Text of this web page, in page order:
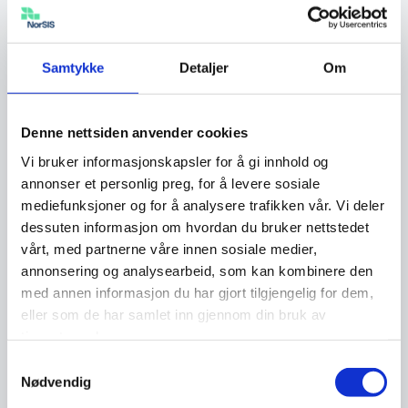
Samtykke Detaljer Om
Denne nettsiden anvender cookies
Vi bruker informasjonskapsler for å gi innhold og
annonser et personlig preg, for å levere sosiale
mediefunksjoner og for å analysere trafikken vår. Vi deler
dessuten informasjon om hvordan du bruker nettstedet
vårt, med partnerne våre innen sosiale medier,
annonsering og analysearbeid, som kan kombinere den
med annen informasjon du har gjort tilgjengelig for dem,
eller som de har samlet inn gjennom din bruk av
Nødvendig
kontoen til en nær venn eller annen familie.
Husk å endre e-postadressen de kan kontakte
deg på, i skjemaet.
sin Facebook-konto, kan du ta kontakt med
Facebooks datatilsynsansvarlige ved å bruke
dettekontaktskjemaet. Velg “Facebook
produkt og “Hvordan får jeg hjelp med et
personvernproblem ” som alternativ. Skjemaet
anbefales å fylles ut på engelsk, men det er
ikke et krav. Vi anbefaler å fylle ut skjemaet
PC/Mac og ikke mobil.
Utestengt konto